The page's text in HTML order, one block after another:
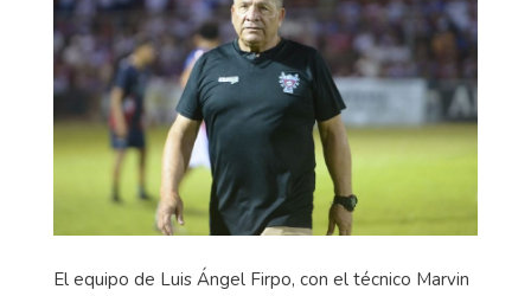
El equipo de Luis Ángel Firpo, con el técnico Marvin